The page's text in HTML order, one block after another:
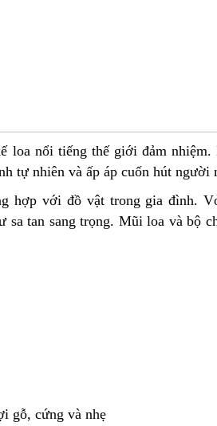
nổi tiếng thế giới đảm
tự nhiên và ấp áp cuốn hút người
hợp với đồ vật trong gia đình.
sa tan sang trọng. Mũi loa và bộ
gỗ, cứng và nhẹ